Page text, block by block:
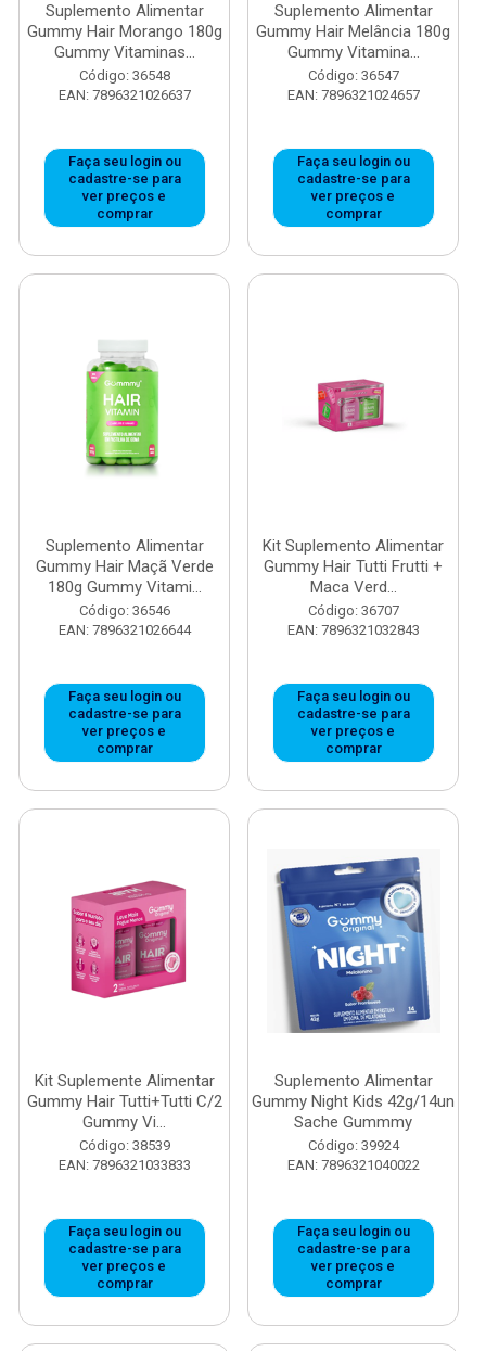
Suplemento Alimentar
Gummy Hair Morango 180g
Gummy Vitaminas...
Código: 36548
EAN: 7896321026637
Faça seu login ou
cadastre-se para
ver preços e
comprar
Suplemento Alimentar
Gummy Hair Melância 180g
Gummy Vitamina...
Código: 36547
EAN: 7896321024657
Faça seu login ou
cadastre-se para
ver preços e
comprar
Suplemento Alimentar
Gummy Hair Maçã Verde
180g Gummy Vitami...
Código: 36546
EAN: 7896321026644
Faça seu login ou
cadastre-se para
ver preços e
comprar
Kit Suplemento Alimentar
Gummy Hair Tutti Frutti +
Maca Verd...
Código: 36707
EAN: 7896321032843
Faça seu login ou
cadastre-se para
ver preços e
comprar
Kit Suplemente Alimentar
Gummy Hair Tutti+Tutti C/2
Gummy Vi...
Código: 38539
EAN: 7896321033833
Faça seu login ou
cadastre-se para
ver preços e
comprar
Suplemento Alimentar
Gummy Night Kids 42g/14un
Sache Gummmy
Código: 39924
EAN: 7896321040022
Faça seu login ou
cadastre-se para
ver preços e
comprar